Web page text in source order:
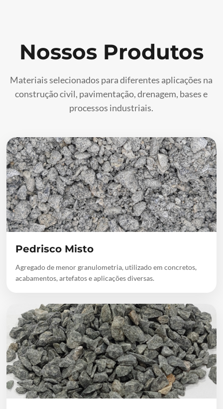
Nossos Produtos
Materiais selecionados para diferentes aplicações na
construção civil, pavimentação, drenagem, bases e
processos industriais.
Pedrisco Misto
Agregado de menor granulometria, utilizado em concretos,
acabamentos, artefatos e aplicações diversas.